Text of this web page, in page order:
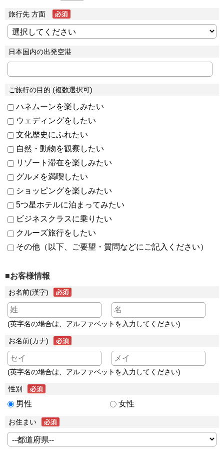
旅行先 方面
日本国内の出発空港
ご旅行の目的 (複数選択可)
ハネムーンを楽しみたい
ウェディングをしたい
文化歴史にふれたい
自然・動物を観察したい
リゾート滞在を楽しみたい
グルメを満喫したい
ショッピングを楽しみたい
5つ星ホテルに泊まってみたい
ビジネスクラスに乗りたい
クルーズ旅行をしたい
その他（以下、ご要望・質問などにご記入ください）
■お客様情報
お名前(漢字)
(英字名の場合は、アルファベットを入力してください)
お名前(カナ)
(英字名の場合は、アルファベットを入力してください)
性別
男性 女性
お住まい